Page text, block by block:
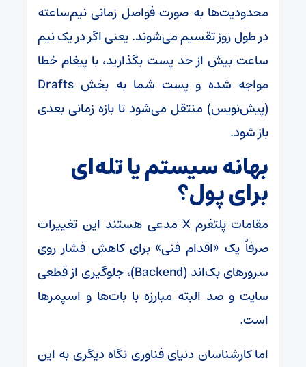
محدودیت‌ها به صورت فواصل زمانی نیم‌ساعته
در طول روز تقسیم می‌شوند. یعنی اگر در یک نیم
ساعت بیش از حد پست بگذارید، با پیغام خطا
مواجه شده و پست شما به بخش Drafts
(پیش‌نویس) منتقل می‌شود تا بازه زمانی بعدی
باز شود.
بهانه سیستم یا تله‌ای
برای پول؟
مقامات پلتفرم X مدعی هستند این تغییرات
صرفاً یک «اقدام فنی» برای کاهش فشار روی
سرورهای بک‌اند (Backend)، جلوگیری از قطعی
سایت و صد البته مبارزه با بات‌ها و اسپمرها
است.
اما کارشناسان دنیای فناوری نگاه دیگری به این